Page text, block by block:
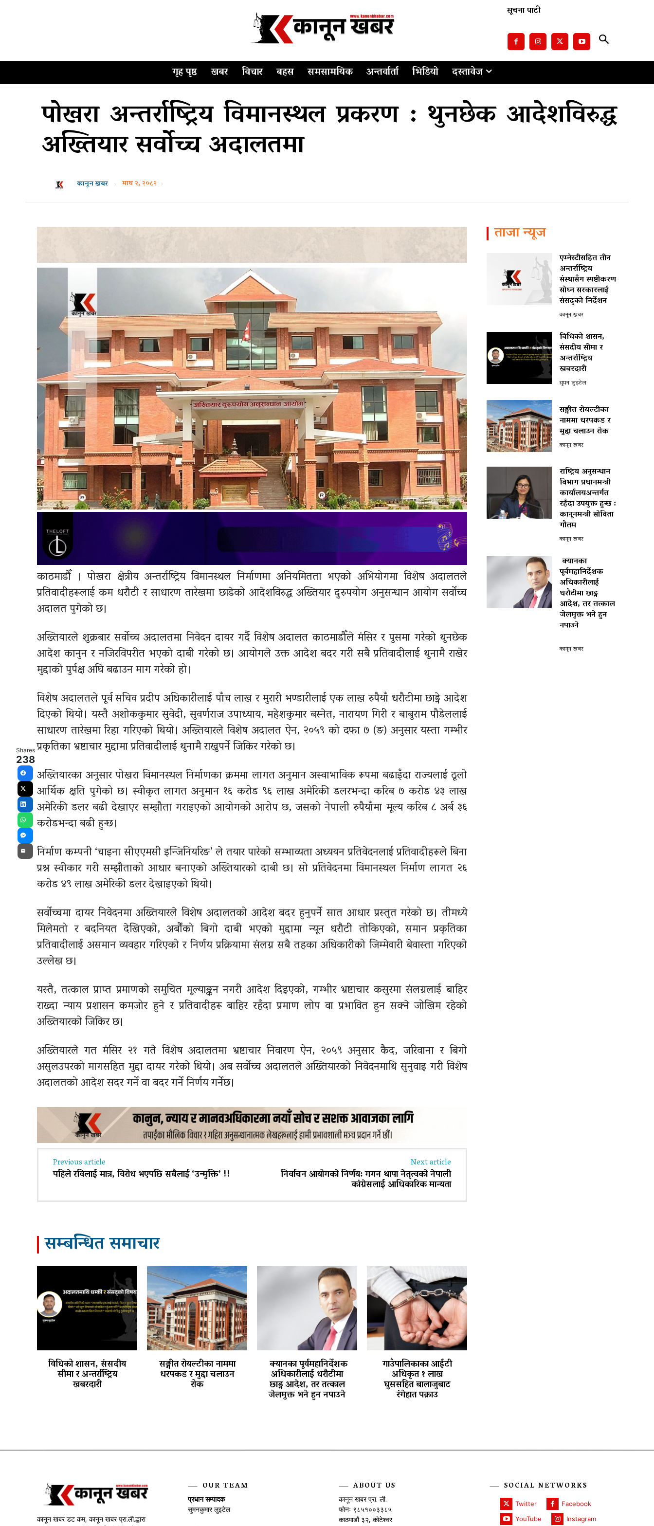
सूचना पाटी
गृह पृष्ठ खबर विचार बहस समसामयिक अन्तर्वार्ता भिडियो दस्तावेज
पोखरा अन्तर्राष्ट्रिय विमानस्थल प्रकरण : थुनछेक आदेशविरुद्ध
अख्तियार सर्वोच्च अदालतमा
कानून खबर माघ २, २०८२
काठमाडौँ । पोखरा क्षेत्रीय अन्तर्राष्ट्रिय विमानस्थल निर्माणमा अनियमितता भएको अभियोगमा विशेष अदालतले
प्रतिवादीहरूलाई कम धरौटी र साधारण तारेखमा छाडेको आदेशविरुद्ध अख्तियार दुरुपयोग अनुसन्धान आयोग सर्वोच्च
अदालत पुगेको छ।
अख्तियारले शुक्रबार सर्वोच्च अदालतमा निवेदन दायर गर्दै विशेष अदालत काठमाडौँले मंसिर र पुसमा गरेको थुनछेक
आदेश कानुन र नजिरविपरीत भएको दाबी गरेको छ। आयोगले उक्त आदेश बदर गरी सबै प्रतिवादीलाई थुनामै राखेर
मुद्दाको पुर्पक्ष अघि बढाउन माग गरेको हो।
विशेष अदालतले पूर्व सचिव प्रदीप अधिकारीलाई पाँच लाख र मुरारी भण्डारीलाई एक लाख रुपैयाँ धरौटीमा छाड्ने आदेश
दिएको थियो। यस्तै अशोककुमार सुवेदी, सुवर्णराज उपाध्याय, महेशकुमार बस्नेत, नारायण गिरी र बाबुराम पौडेललाई
साधारण तारेखमा रिहा गरिएको थियो। अख्तियारले विशेष अदालत ऐन, २०५९ को दफा ७ (ङ) अनुसार यस्ता गम्भीर
प्रकृतिका भ्रष्टाचार मुद्दामा प्रतिवादीलाई थुनामै राख्नुपर्ने जिकिर गरेको छ।
अख्तियारका अनुसार पोखरा विमानस्थल निर्माणका क्रममा लागत अनुमान अस्वाभाविक रूपमा बढाइँदा राज्यलाई ठूलो
आर्थिक क्षति पुगेको छ। स्वीकृत लागत अनुमान १६ करोड ९६ लाख अमेरिकी डलरभन्दा करिब ७ करोड ४३ लाख
अमेरिकी डलर बढी देखाएर सम्झौता गराइएको आयोगको आरोप छ, जसको नेपाली रुपैयाँमा मूल्य करिब ८ अर्ब ३६
करोडभन्दा बढी हुन्छ।
निर्माण कम्पनी ‘चाइना सीएएमसी इन्जिनियरिङ’ ले तयार पारेको सम्भाव्यता अध्ययन प्रतिवेदनलाई प्रतिवादीहरूले बिना
प्रश्न स्वीकार गरी सम्झौताको आधार बनाएको अख्तियारको दाबी छ। सो प्रतिवेदनमा विमानस्थल निर्माण लागत २६
करोड ४९ लाख अमेरिकी डलर देखाइएको थियो।
सर्वोच्चमा दायर निवेदनमा अख्तियारले विशेष अदालतको आदेश बदर हुनुपर्ने सात आधार प्रस्तुत गरेको छ। तीमध्ये
मिलेमतो र बदनियत देखिएको, अर्बौंको बिगो दाबी भएको मुद्दामा न्यून धरौटी तोकिएको, समान प्रकृतिका
प्रतिवादीलाई असमान व्यवहार गरिएको र निर्णय प्रक्रियामा संलग्न सबै तहका अधिकारीको जिम्मेवारी बेवास्ता गरिएको
उल्लेख छ।
यस्तै, तत्काल प्राप्त प्रमाणको समुचित मूल्याङ्कन नगरी आदेश दिइएको, गम्भीर भ्रष्टाचार कसुरमा संलग्नलाई बाहिर
राख्दा न्याय प्रशासन कमजोर हुने र प्रतिवादीहरू बाहिर रहँदा प्रमाण लोप वा प्रभावित हुन सक्ने जोखिम रहेको
अख्तियारको जिकिर छ।
अख्तियारले गत मंसिर २१ गते विशेष अदालतमा भ्रष्टाचार निवारण ऐन, २०५९ अनुसार कैद, जरिवाना र बिगो
असुलउपरको मागसहित मुद्दा दायर गरेको थियो। अब सर्वोच्च अदालतले अख्तियारको निवेदनमाथि सुनुवाइ गरी विशेष
अदालतको आदेश सदर गर्ने वा बदर गर्ने निर्णय गर्नेछ।
Previous article
पहिले रविलाई मात्र, विरोध भएपछि सबैलाई ‘उन्मुक्ति’ !!
Next article
निर्वाचन आयोगको निर्णय: गगन थापा नेतृत्वको नेपाली
कांग्रेसलाई आधिकारिक मान्यता
सम्बन्धित समाचार
विधिको शासन, संसदीय
सीमा र अन्तर्राष्ट्रिय
खबरदारी
सङ्गीत रोयल्टीका नाममा
धरपकड र मुद्दा चलाउन
रोक
क्यानका पूर्वमहानिर्देशक
अधिकारीलाई धरौटीमा
छाड्न आदेश, तर तत्काल
जेलमुक्त भने हुन नपाउने
पोखरा विमानस्थल राजस्व घोटाला प्रकरण
गाउँपालिकाका आईटी
अधिकृत १ लाख
घुससहित बालाजुबाट
रंगेहात पक्राउ
ताजा न्यूज
एम्नेस्टीसहित तीन
अन्तर्राष्ट्रिय
संस्थासँग स्पष्टीकरण
सोध्न सरकारलाई
संसद्को निर्देशन
कानून खबर
विधिको शासन,
संसदीय सीमा र
अन्तर्राष्ट्रिय
खबरदारी
सुमन लुइटेल
सङ्गीत रोयल्टीका
नाममा धरपकड र
मुद्दा चलाउन रोक
कानून खबर
राष्ट्रिय अनुसन्धान
विभाग प्रधानमन्त्री
कार्यालयअन्तर्गत
रहँदा उपयुक्त हुन्छ :
कानूनमन्त्री सोविता
गौतम
कानून खबर
क्यानका
पूर्वमहानिर्देशक
अधिकारीलाई
धरौटीमा छाड्न
आदेश, तर तत्काल
जेलमुक्त भने हुन
नपाउने
कानून खबर
कानून खबर डट कम, कानून खबर प्रा.ली.द्धारा
OUR TEAM
प्रधान सम्पादक
सुमनकुमार लुइटेल
ABOUT US
कानून खबर प्रा. ली.
फोनः ९८५१००३३८५
काठमाडौं ३२, कोटेश्वर
SOCIAL NETWORKS
Twitter
Facebook
YouTube
Instagram
Shares
238
Facebook
X
LinkedIn
WhatsApp
Messenger
Email